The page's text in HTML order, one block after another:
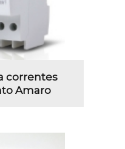
correntes
Amaro